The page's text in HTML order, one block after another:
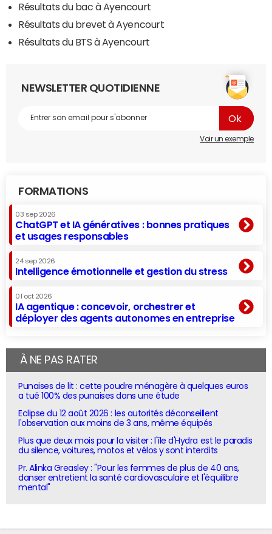
Résultats du bac à Ayencourt
Résultats du brevet à Ayencourt
Résultats du BTS à Ayencourt
NEWSLETTER QUOTIDIENNE
Voir un exemple
FORMATIONS
03 sep 2026
ChatGPT et IA génératives : bonnes pratiques
et usages responsables
24 sep 2026
Intelligence émotionnelle et gestion du stress
01 oct 2026
IA agentique : concevoir, orchestrer et
déployer des agents autonomes en entreprise
À NE PAS RATER
Punaises de lit : cette poudre ménagère à quelques euros
a tué 100% des punaises dans une étude
Eclipse du 12 août 2026 : les autorités déconseillent
l'observation aux moins de 3 ans, même équipés
Plus que deux mois pour la visiter : l'île d'Hydra est le paradis
du silence, voitures, motos et vélos y sont interdits
Pr. Alinka Greasley : "Pour les femmes de plus de 40 ans,
danser entretient la santé cardiovasculaire et l'équilibre
mental"